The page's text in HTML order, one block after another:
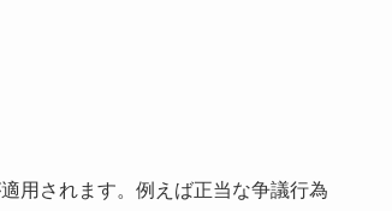
用されます。例えば正当な争議行為